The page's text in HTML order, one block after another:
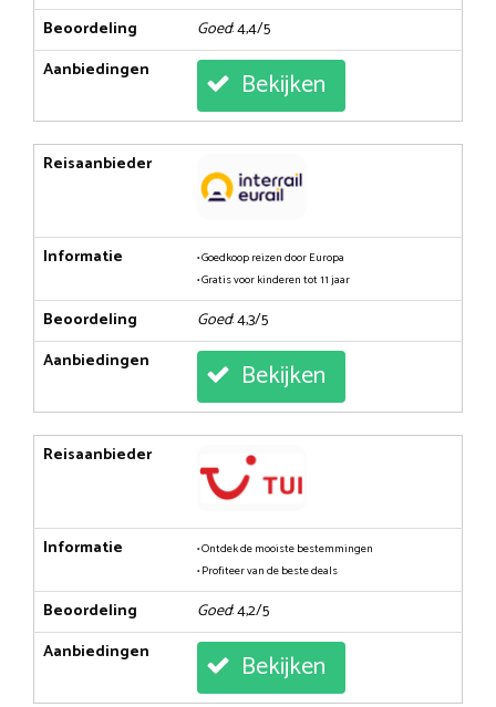
Beoordeling Goed: 4,4/5
Aanbiedingen
Bekijken
Reisaanbieder
Informatie
• Goedkoop reizen door Europa
• Gratis voor kinderen tot 11 jaar
Beoordeling Goed: 4,3/5
Aanbiedingen
Bekijken
Reisaanbieder
Informatie
• Ontdek de mooiste bestemmingen
• Profiteer van de beste deals
Beoordeling Goed: 4,2/5
Aanbiedingen
Bekijken